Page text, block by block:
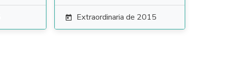
 Extraordinaria de 2015